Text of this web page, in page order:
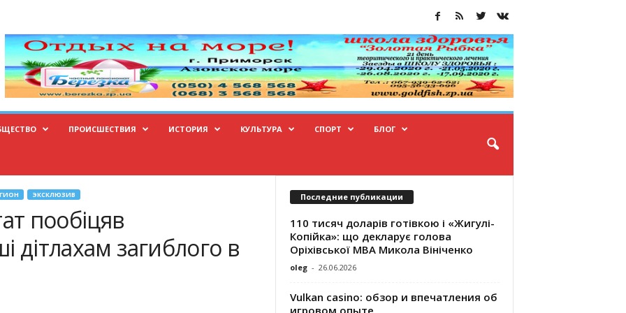
ПРОИСШЕСТВИЯ ИСТОРИЯ КУЛЬТУРА СПОРТ БЛОГ
ЭКСКЛЮЗИВ
пообіцяв
дітлахам загиблого в
Последние публикации
110 тисяч доларів готівкою і «Жигулі-
Копійка»: що декларує голова
Оріхівської МВА Микола Вініченко
oleg - 26.06.2026
Vulkan casino: обзор и впечатления об
игровом опыте